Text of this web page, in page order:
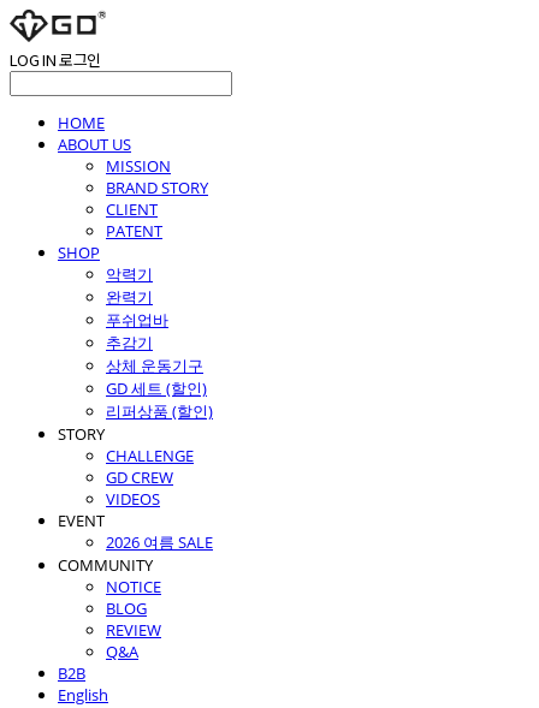
LOG IN로그인
HOME
ABOUT US
MISSION
BRAND STORY
CLIENT
PATENT
SHOP
악력기
완력기
푸쉬업바
추감기
상체 운동기구
GD 세트 (할인)
리퍼상품 (할인)
STORY
CHALLENGE
GD CREW
VIDEOS
EVENT
2026 여름 SALE
COMMUNITY
NOTICE
BLOG
REVIEW
Q&A
B2B
English